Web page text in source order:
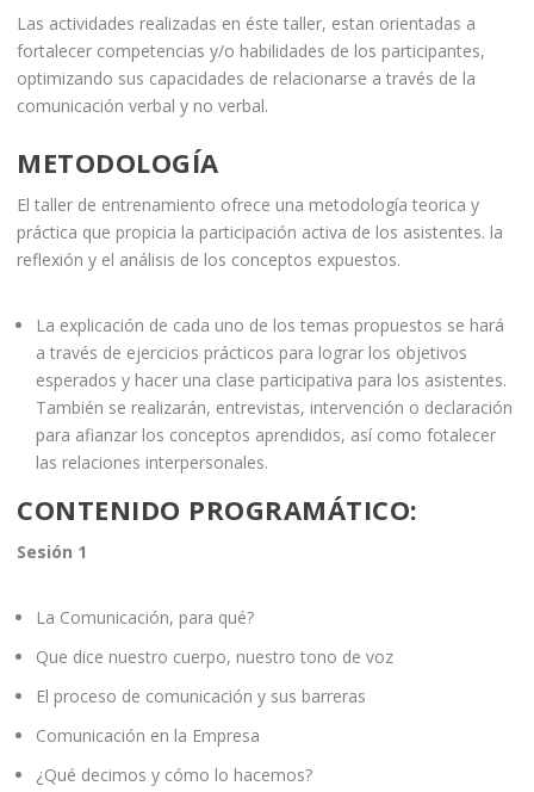
Las actividades realizadas en éste taller, estan orientadas a
fortalecer competencias y/o habilidades de los participantes,
optimizando sus capacidades de relacionarse a través de la
comunicación verbal y no verbal.
METODOLOGÍA
El taller de entrenamiento ofrece una metodología teorica y
práctica que propicia la participación activa de los asistentes. la
reflexión y el análisis de los conceptos expuestos.
La explicación de cada uno de los temas propuestos se hará
a través de ejercicios prácticos para lograr los objetivos
esperados y hacer una clase participativa para los asistentes.
También se realizarán, entrevistas, intervención o declaración
para afianzar los conceptos aprendidos, así como fotalecer
las relaciones interpersonales.
CONTENIDO PROGRAMÁTICO:
Sesión 1
La Comunicación, para qué?
Que dice nuestro cuerpo, nuestro tono de voz
El proceso de comunicación y sus barreras
Comunicación en la Empresa
¿Qué decimos y cómo lo hacemos?